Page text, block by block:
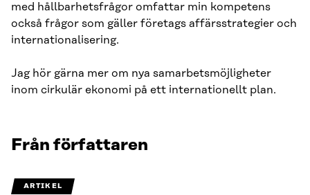
med hållbarhetsfrågor omfattar min kompetens
också frågor som gäller företags affärsstrategier och
internationalisering.
Jag hör gärna mer om nya samarbetsmöjligheter
inom cirkulär ekonomi på ett internationellt plan.
Från författaren
ARTIKEL